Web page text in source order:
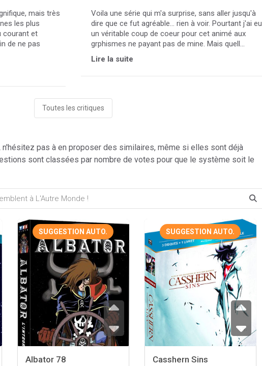
mais très
les plus
courant et
de ne pas
Voila une série qui m'a surprise, sans aller jusqu'à
dire que ce fut agréable... rien à voir. Pourtant j'ai eu
un véritable coup de coeur pour cet animé aux
grphismes ne payant pas de mine. Mais quell...
Lire la suite
Toutes les critiques
pas à en proposer des similaires, même si elles sont déjà
sont classées par nombre de votes pour que le système soit le
SUGGESTION AUTO.
Albator 78
SUGGESTION AUTO.
Casshern Sins